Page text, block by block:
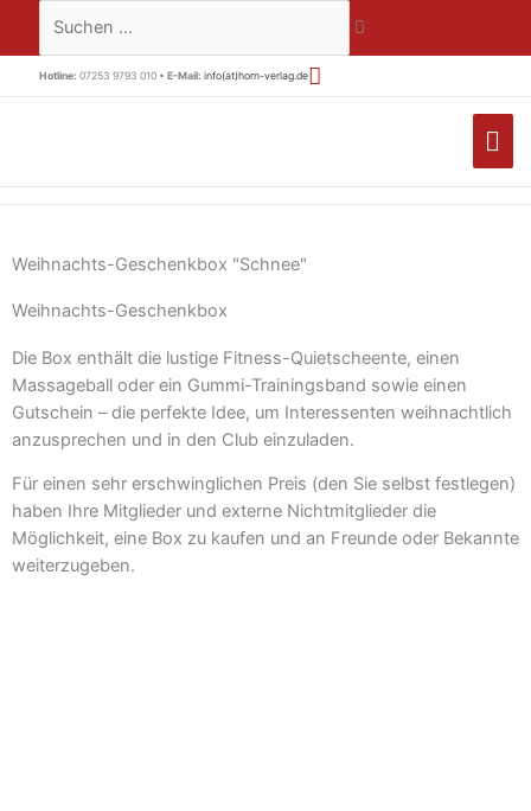
springen
Suchen …
Hotline: 07253 9793 010 • E-Mail: info(at)horn-verlag.de
Weihnachts-Geschenkbox "Schnee"
Weihnachts-Geschenkbox
Die Box enthält die lustige Fitness-Quietscheente, einen
Massageball oder ein Gummi-Trainingsband sowie einen
Gutschein – die perfekte Idee, um Interessenten weihnachtlich
anzusprechen und in den Club einzuladen.
Für einen sehr erschwinglichen Preis (den Sie selbst festlegen)
haben Ihre Mitglieder und externe Nichtmitglieder die
Möglichkeit, eine Box zu kaufen und an Freunde oder Bekannte
weiterzugeben.